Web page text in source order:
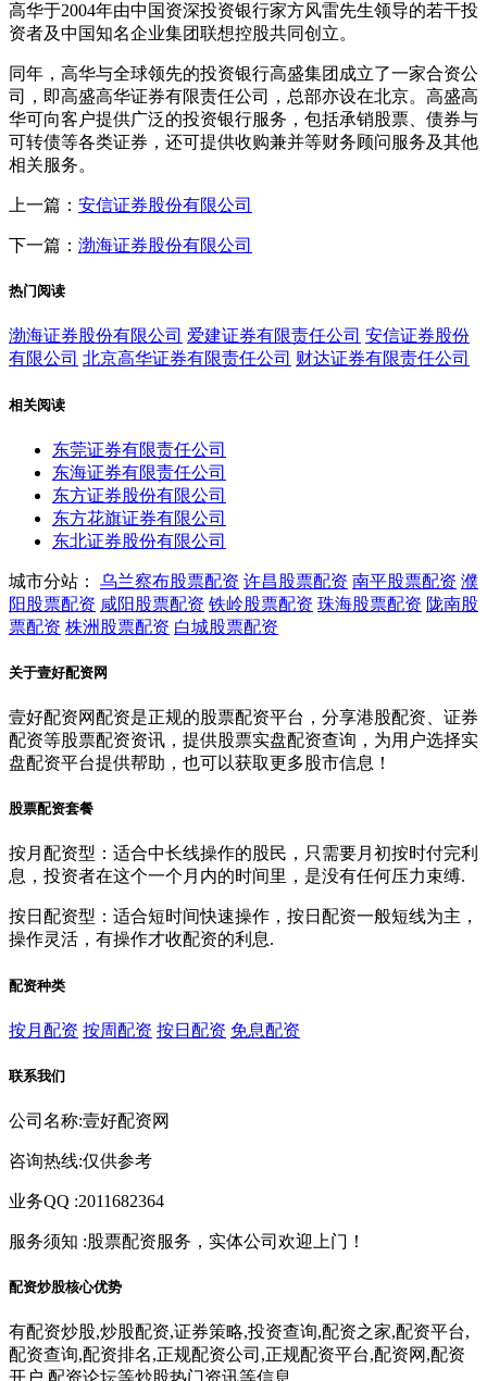
高华于2004年由中国资深投资银行家方风雷先生领导的若干投
资者及中国知名企业集团联想控股共同创立。
同年，高华与全球领先的投资银行高盛集团成立了一家合资公
司，即高盛高华证券有限责任公司，总部亦设在北京。高盛高
华可向客户提供广泛的投资银行服务，包括承销股票、债券与
可转债等各类证券，还可提供收购兼并等财务顾问服务及其他
相关服务。
上一篇： 安信证券股份有限公司
下一篇： 渤海证券股份有限公司
热门阅读
渤海证券股份有限公司 爱建证券有限责任公司 安信证券股份
有限公司 北京高华证券有限责任公司 财达证券有限责任公司
相关阅读
东莞证券有限责任公司
东海证券有限责任公司
东方证券股份有限公司
东方花旗证券有限公司
东北证券股份有限公司
城市分站： 乌兰察布股票配资 许昌股票配资 南平股票配资 濮
阳股票配资 咸阳股票配资 铁岭股票配资 珠海股票配资 陇南股
票配资 株洲股票配资 白城股票配资
关于壹好配资网
壹好配资网配资是正规的股票配资平台，分享港股配资、证券
配资等股票配资资讯，提供股票实盘配资查询，为用户选择实
盘配资平台提供帮助，也可以获取更多股市信息！
股票配资套餐
按月配资型：适合中长线操作的股民，只需要月初按时付完利
息，投资者在这个一个月内的时间里，是没有任何压力束缚.
按日配资型：适合短时间快速操作，按日配资一般短线为主，
操作灵活，有操作才收配资的利息.
配资种类
按月配资 按周配资 按日配资 免息配资
联系我们
公司名称:壹好配资网
咨询热线:仅供参考
业务QQ :2011682364
服务须知 :股票配资服务，实体公司欢迎上门！
配资炒股核心优势
有配资炒股,炒股配资,证券策略,投资查询,配资之家,配资平台,
配资查询,配资排名,正规配资公司,正规配资平台,配资网,配资